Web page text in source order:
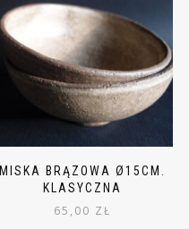
MISKA BRĄZOWA Ø15CM.
KLASYCZNA
65,00 ZŁ